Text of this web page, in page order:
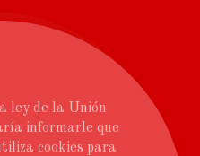
ley de la Unión
informarle que
cookies para